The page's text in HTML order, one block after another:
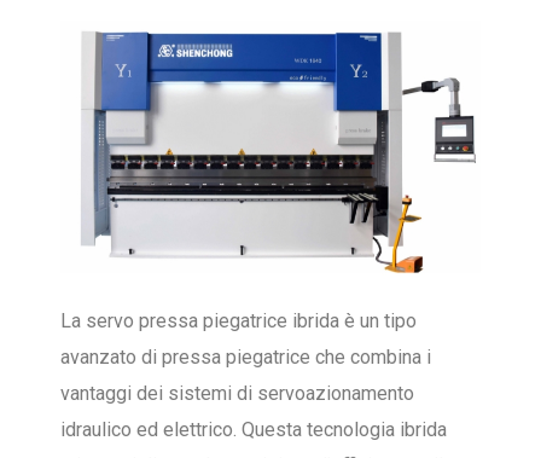
La servo pressa piegatrice ibrida è un tipo
avanzato di pressa piegatrice che combina i
vantaggi dei sistemi di servoazionamento
idraulico ed elettrico. Questa tecnologia ibrida